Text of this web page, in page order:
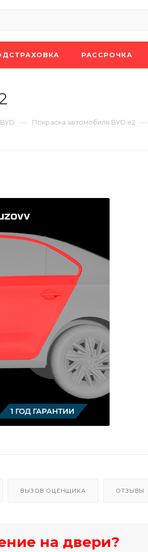
РАССРОЧКА
— Покраска автомобиля BYD e2 —
ВЫЗОВ ОЦЕНЩИКА ОТЗЫВЫ
на двери?